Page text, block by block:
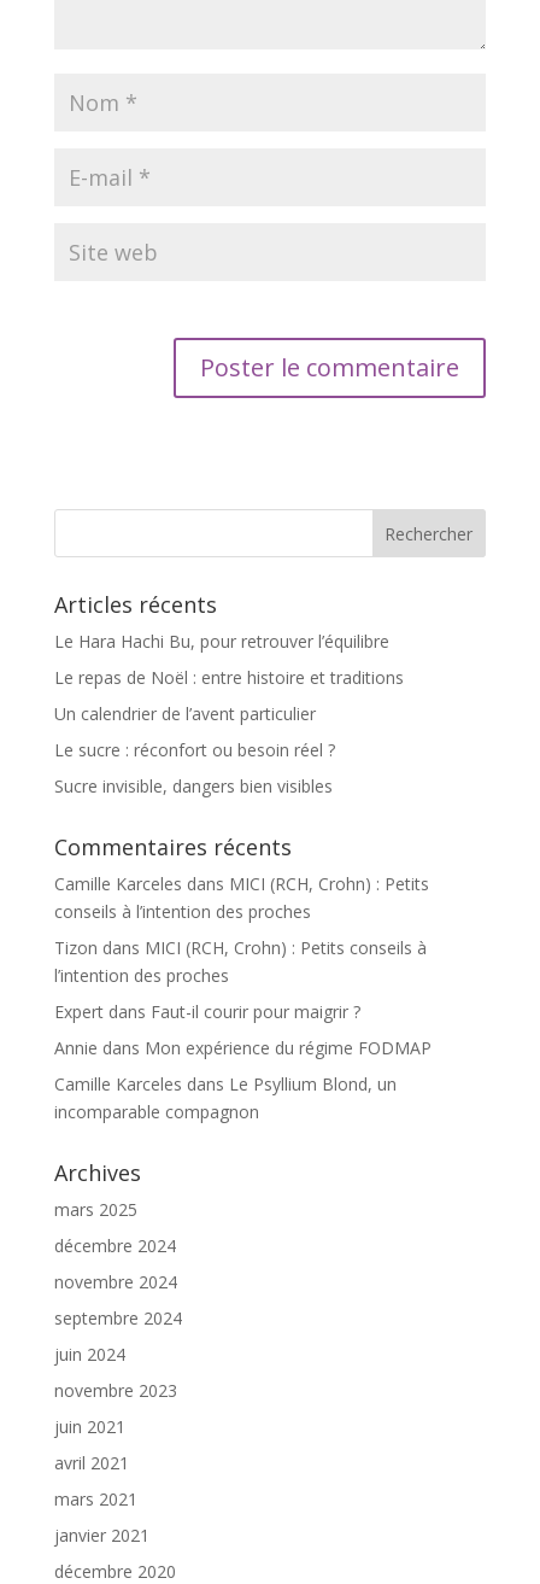
Articles récents
Le Hara Hachi Bu, pour retrouver l’équilibre
Le repas de Noël : entre histoire et traditions
Un calendrier de l’avent particulier
Le sucre : réconfort ou besoin réel ?
Sucre invisible, dangers bien visibles
Commentaires récents
Camille Karceles dans MICI (RCH, Crohn) : Petits
conseils à l’intention des proches
Tizon dans MICI (RCH, Crohn) : Petits conseils à
l’intention des proches
Expertdans Faut-il courir pour maigrir ?
Annie dans Mon expérience du régime FODMAP
Camille Karceles dans Le Psyllium Blond, un
incomparable compagnon
Archives
mars 2025
décembre 2024
novembre 2024
septembre 2024
juin 2024
novembre 2023
juin 2021
avril 2021
mars 2021
janvier 2021
décembre 2020